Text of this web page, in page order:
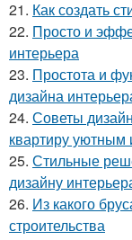
21. Как создать
22. Просто и
интерьера
23. Простота и
дизайна
24. Советы
квартиру
25. Стильные
дизайну
26. Из какого
строительства